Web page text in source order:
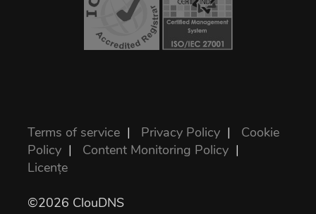
Terms of service | Privacy Policy | Cookie
Policy | Content Monitoring Policy |
Licențe
©2026 ClouDNS